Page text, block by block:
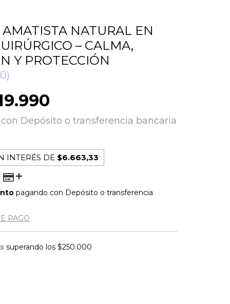
NATURAL EN
– CALMA,
Y PROTECCIÓN
con Depósito o transferencia bancaria
INTERÉS DE $6.663,33
pagando con Depósito o transferencia
PAGO
superando los$250.000